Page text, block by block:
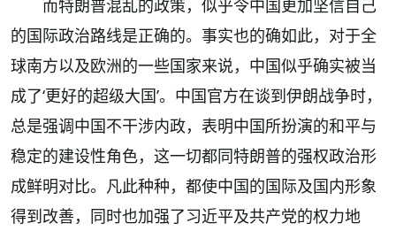
而特朗普混乱的政策，似乎令中国更加坚信自己
的国际政治路线是正确的。事实也的确如此，对于全
球南方以及欧洲的一些国家来说，中国似乎确实被当
成了‘更好的超级大国’。中国官方在谈到伊朗战争时，
总是强调中国不干涉内政，表明中国所扮演的和平与
稳定的建设性角色，这一切都同特朗普的强权政治形
成鲜明对比。凡此种种，都使中国的国际及国内形象
得到改善，同时也加强了习近平及共产党的权力地